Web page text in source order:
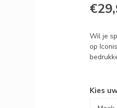
Wil je
op
Kies